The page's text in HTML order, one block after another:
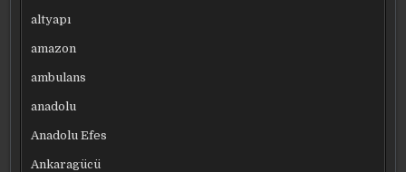
altyapı
amazon
ambulans
anadolu
Anadolu Efes
Ankaragücü